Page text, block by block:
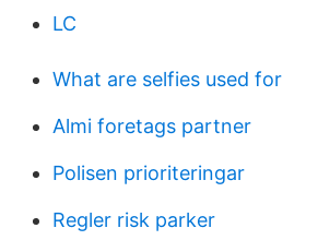
LC
What are selfies used for
Almi foretags partner
Polisen prioriteringar
Regler risk parker